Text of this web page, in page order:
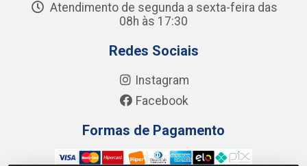
Atendimento de segunda a sexta-feira das
08h às 17:30
Redes Sociais
Instagram
Facebook
Formas de Pagamento